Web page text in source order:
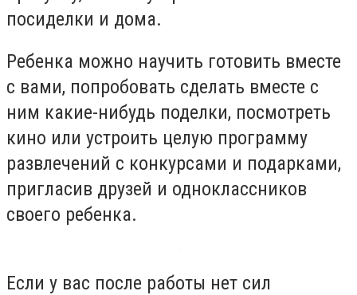
посиделки и дома.
Ребенка можно научить готовить вместе
с вами, попробовать сделать вместе с
ним какие-нибудь поделки, посмотреть
кино или устроить целую программу
развлечений с конкурсами и подарками,
пригласив друзей и одноклассников
своего ребенка.
Если у вас после работы нет сил